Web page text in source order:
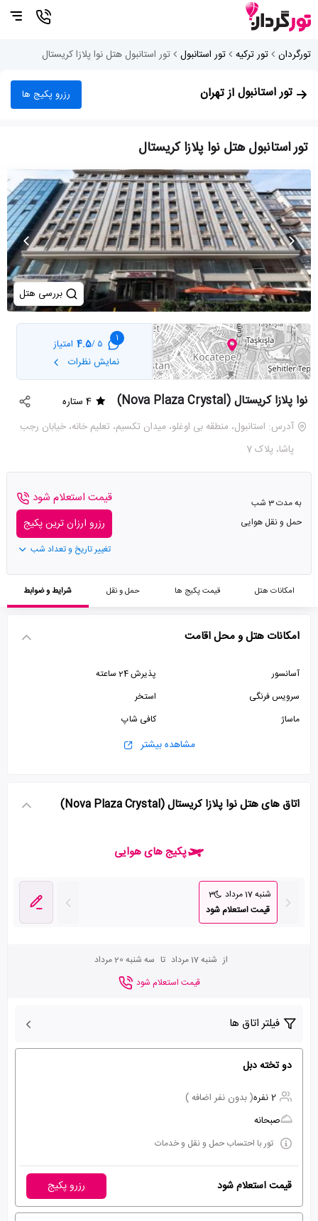
تورگردان تور ترکیه تور استانبول تور استانبول هتل نوا پلازا کریستال
تور استانبولاز تهران رزرو پکیج ها
تور استانبول هتل نوا پلازا کریستال
بررسی هتل
1
5 /
4.5 امتیاز
نمایش نظرات
نوا پلازا کریستال (Nova Plaza Crystal)
4 ستاره
آدرس: استانبول، منطقه بی اوغلو، میدان تکسیم، تعلیم خانه، خیابان رجب
پاشا، پلاک 7
به مدت 3 شب
حمل و نقل هوایی
قیمت استعلام شود
رزرو ارزان ترین پکیج
تغییر تاریخ و تعداد شب
امکانات هتل قیمت پکیج ها حمل و نقل شرایط و ضوابط
امکانات هتل و محل اقامت
آسانسور
پذیرش 24 ساعته
سرویس فرنگی
استخر
ماساژ
کافی شاپ
مشاهده بیشتر
اتاق های هتل نوا پلازا کریستال (Nova Plaza Crystal)
پکیج های هوایی
شنبه 17 مرداد
3
قیمت استعلام شود
از شنبه 17 مرداد تا سه شنبه 20 مرداد
قیمت استعلام شود
فیلتر اتاق ها
دو تخته دبل
2 نفره
( بدون نفر اضافه )
صبحانه
تور با احتساب حمل و نقل و خدمات
قیمت استعلام شود رزرو پکیج